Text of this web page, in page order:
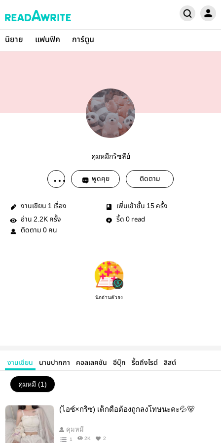
นิยาย แฟนฟิค การ์ตูน
คุมหมีกริซลีย์
พูดคุย ติดตาม
งานเขียน 1 เรื่อง เพิ่มเข้าชั้น 15 ครั้ง
อ่าน 2.2K ครั้ง รี้ด 0 read
ติดตาม 0 คน
นักอ่านตัวยง
งานเขียน นามปากกา คอลเลคชัน อีบุ๊ก รี้ดถึงไรต์ ลิสต์
คุมหมี (1)
(ไอซ์×กริซ) เด็กดื้อต้องถูกลงโทษนะคะ💦🐻
คุมหมี
1 2K 2